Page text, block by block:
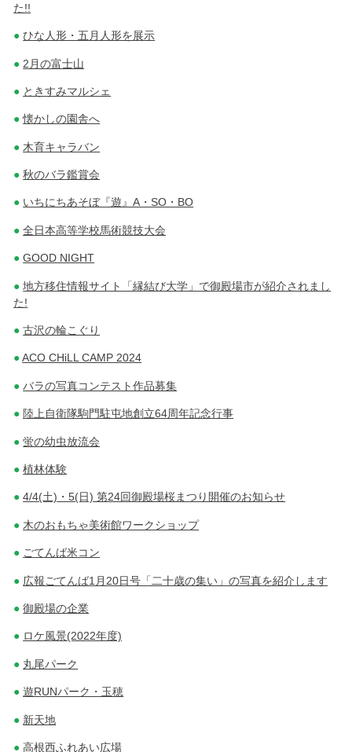
た!!
ひな人形・五月人形を展示
2月の富士山
ときすみマルシェ
懐かしの園舎へ
木育キャラバン
秋のバラ鑑賞会
いちにちあそぼ『遊』A・SO・BO
全日本高等学校馬術競技大会
GOOD NIGHT
地方移住情報サイト「縁結び大学」で御殿場市が紹介されまし
た!
古沢の輪こぐり
ACO CHiLL CAMP 2024
バラの写真コンテスト作品募集
陸上自衛隊駒門駐屯地創立64周年記念行事
蛍の幼虫放流会
植林体験
4/4(土)・5(日) 第24回御殿場桜まつり開催のお知らせ
木のおもちゃ美術館ワークショップ
ごてんば米コン
広報ごてんば1月20日号「二十歳の集い」の写真を紹介します
御殿場の企業
ロケ風景(2022年度)
丸尾パーク
遊RUNパーク・玉穂
新天地
高根西ふれあい広場